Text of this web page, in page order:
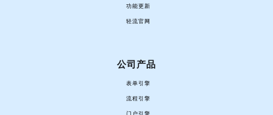
功能更新
轻流官网
公司产品
表单引擎
流程引擎